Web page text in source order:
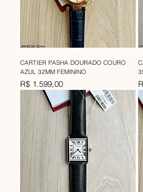
CARTIER PASHA DOURADO COURO
AZUL 32MM FEMININO
Preço
R$ 1.599,00